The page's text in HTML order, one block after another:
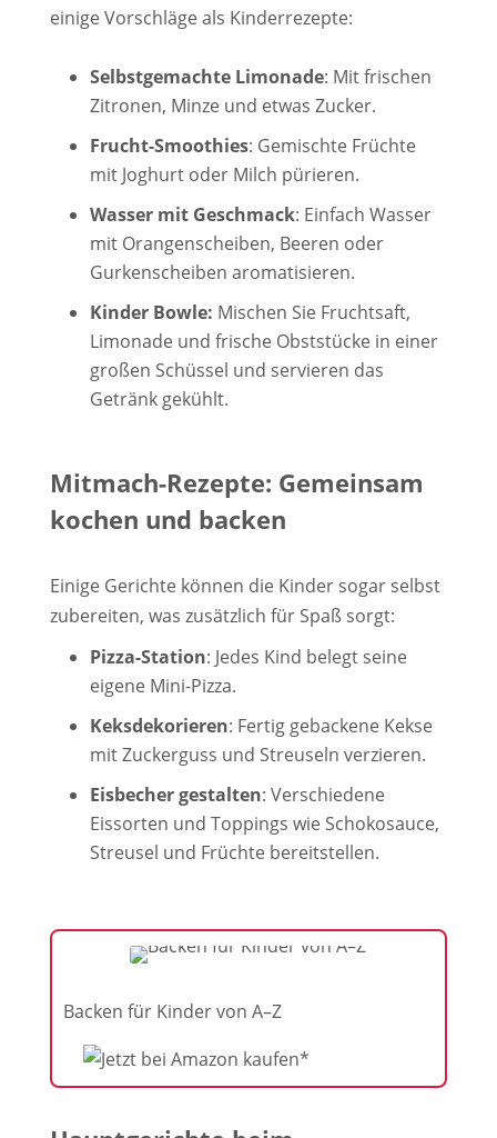
einige Vorschläge als Kinderrezepte:
Selbstgemachte Limonade: Mit frischen
Zitronen, Minze und etwas Zucker.
Frucht-Smoothies: Gemischte Früchte
mit Joghurt oder Milch pürieren.
Wasser mit Geschmack: Einfach Wasser
mit Orangenscheiben, Beeren oder
Gurkenscheiben aromatisieren.
Kinder Bowle: Mischen Sie Fruchtsaft,
Limonade und frische Obststücke in einer
großen Schüssel und servieren das
Getränk gekühlt.
Mitmach-Rezepte: Gemeinsam
kochen und backen
Einige Gerichte können die Kinder sogar selbst
zubereiten, was zusätzlich für Spaß sorgt:
Pizza-Station: Jedes Kind belegt seine
eigene Mini-Pizza.
Keksdekorieren: Fertig gebackene Kekse
mit Zuckerguss und Streuseln verzieren.
Eisbecher gestalten: Verschiedene
Eissorten und Toppings wie Schokosauce,
Streusel und Früchte bereitstellen.
Backen für Kinder von A–Z